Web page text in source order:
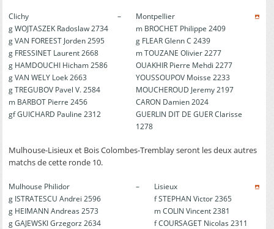
Clichy –
Montpellier
g WOJTASZEK Radoslaw 2734
m BROCHET Philippe 2409
g VAN FOREEST Jorden 2595
g FLEAR Glenn C 2439
g FRESSINET Laurent 2668
m TOUZANE Olivier 2277
g HAMDOUCHI Hicham 2586
OUAKHIR Pierre Mehdi 2277
g VAN WELY Loek 2663
YOUSSOUPOV Moisse 2233
g TREGUBOV Pavel V. 2584
MOUCHEROUD Jeremy 2197
m BARBOT Pierre 2456
CARON Damien 2024
gf GUICHARD Pauline 2312
GUERLIN DIT DE GUER Clarisse
1278
Mulhouse-Lisieux et Bois Colombes-Tremblay seront les deux autres
matchs de cette ronde 10.
Mulhouse Philidor –
Lisieux
g ISTRATESCU Andrei 2596
f STEPHAN Victor 2365
g HEIMANN Andreas 2573
m COLIN Vincent 2381
g GAJEWSKI Grzegorz 2634
f COURSAGET Nicolas 2311